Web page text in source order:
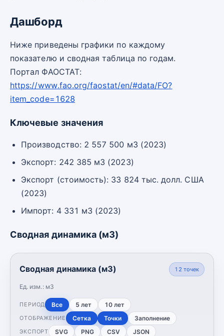
Дашборд
Ниже приведены графики по каждому
показателю и сводная таблица по годам.
Портал ФАОСТАТ:
https://www.fao.org/faostat/en/#data/FO?
item_code=1628
Ключевые значения
Производство: 2 557 500 м3 (2023)
Экспорт: 242 385 м3 (2023)
Экспорт (стоимость): 33 824 тыс. долл. США
(2023)
Импорт: 4 331 м3 (2023)
Сводная динамика (м3)
Сводная динамика (м3)
Ед. изм.: м3
12 точек
ПЕРИОД Все 5 лет 10 лет
ОТОБРАЖЕНИЕ Сетка Точки Заполнение
ЭКСПОРТ SVG PNG CSV JSON